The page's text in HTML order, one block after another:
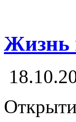
Жизнь